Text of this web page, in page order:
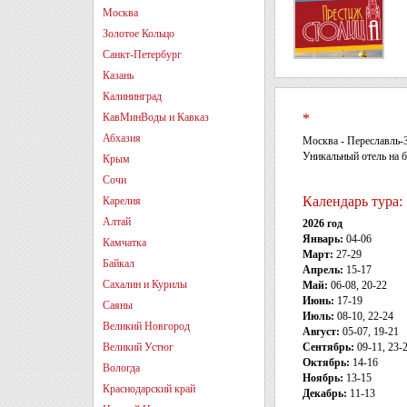
Москва
Золотое Кольцо
Санкт-Петербург
Казань
Калининград
КавМинВоды и Кавказ
Абхазия
Крым
Сочи
Карелия
Алтай
Камчатка
Байкал
Сахалин и Курилы
Саяны
Великий Новгород
Великий Устюг
Вологда
Краснодарский край
*
Москва - Переславль-
Уникальный отель на
Календарь тура:
2026 год
Январь: 04-06
Март: 27-29
Апрель: 15-17
Май: 06-08, 20-22
Июнь: 17-19
Июль: 08-10, 22-24
Август: 05-07, 19-21
Сентябрь: 09-11, 23-
Октябрь: 14-16
Ноябрь: 13-15
Декабрь: 11-13